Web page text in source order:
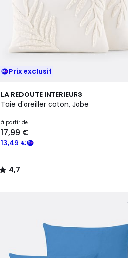
Prix exclusif
LA REDOUTE INTERIEURS
Taie d'oreiller coton, Jobe
à partir de
13,49 €
17,99 €
4,7
/ 5
4,7
/